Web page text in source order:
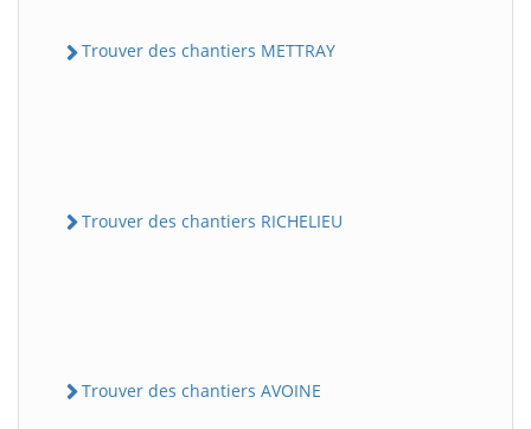
Trouver des chantiers METTRAY
Trouver des chantiers RICHELIEU
Trouver des chantiers AVOINE